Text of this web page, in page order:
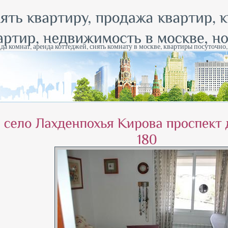
комнат, аренда коттеджей, снять комнату в москве, квартиры